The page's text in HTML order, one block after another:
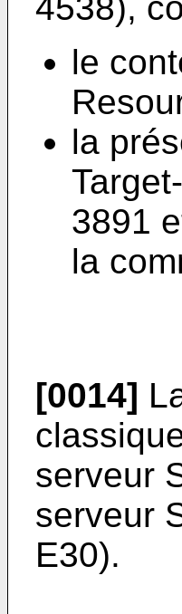
le
la
3891
la
[0014]
serveur
serveur
E30).